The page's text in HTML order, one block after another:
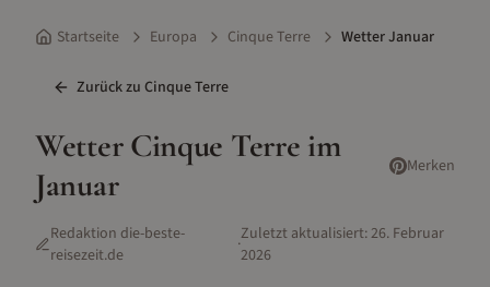
Startseite Europa Cinque Terre Wetter Januar
Zurück zu Cinque Terre
WetterCinque Terre im
Januar
Merken
Redaktion die-beste-
reisezeit.de
·Zuletzt aktualisiert:26. Februar
2026